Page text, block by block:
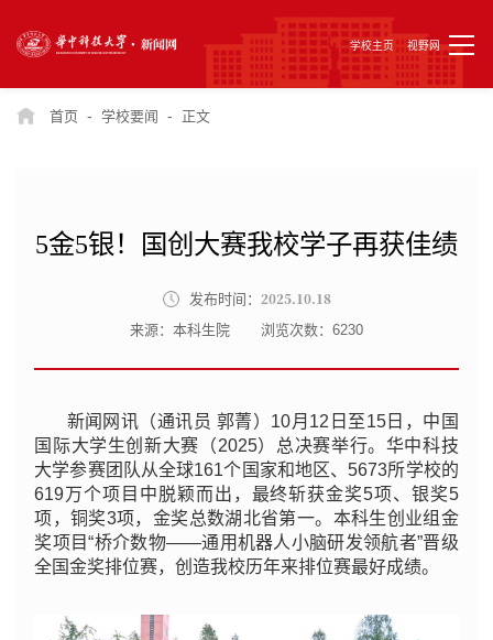
学校主页 视野网
首页 - 学校要闻 - 正文
5金5银！国创大赛我校学子再获佳绩
发布时间： 2025.10.18
来源：本科生院 浏览次数：6230
新闻网讯（通讯员 郭菁）10月12日至15日，中国
国际大学生创新大赛（2025）总决赛举行。华中科技
大学参赛团队从全球161个国家和地区、5673所学校的
619万个项目中脱颖而出，最终斩获金奖5项、银奖5
项，铜奖3项，金奖总数湖北省第一。本科生创业组金
奖项目“桥介数物——通用机器人小脑研发领航者”晋级
全国金奖排位赛，创造我校历年来排位赛最好成绩。